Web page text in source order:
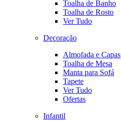
Toalha de Banho
Toalha de Rosto
Ver Tudo
Decoração
Almofada e Capas
Toalha de Mesa
Manta para Sofá
Tapete
Ver Tudo
Ofertas
Infantil